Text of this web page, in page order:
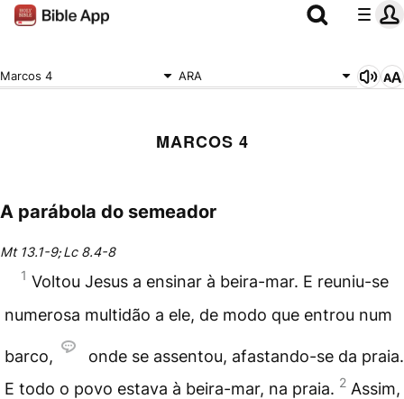
Marcos 4 ARA
MARCOS 4
A parábola do semeador
Mt 13.1-9;Lc 8.4-8
1 Voltou Jesus a ensinar à beira-mar. E reuniu-se
numerosa multidão a ele, de modo que entrou num
barco,
onde se assentou, afastando-se da praia.
E todo o povo estava à beira-mar, na praia. 2 Assim,